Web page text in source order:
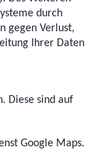
durch
gegen Verlust,
Ihrer Daten
Diese sind auf
Google Maps.